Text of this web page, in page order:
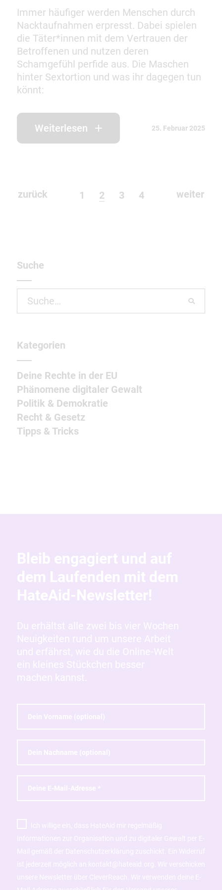
Immer häufiger werden Menschen durch
Nacktaufnahmen erpresst. Dabei spielen
die Täter*innen mit dem Vertrauen der
Betroffenen und nutzen deren
Schamgefühl perfide aus. Die Maschen
hinter Sextortion und was ihr dagegen tun
könnt:
Weiterlesen 25. Februar 2025
zurück 1 2 3 4 weiter
Suche
Search
for:
Kategorien
Deine Rechte in der EU
Phänomene digitaler Gewalt
Politik & Demokratie
Recht & Gesetz
Tipps & Tricks
Bleib engagiert und auf
dem Laufenden mit dem
HateAid-Newsletter!
Du erhältst alle zwei bis vier Wochen
Neuigkeiten rund um unsere Arbeit
und erfährst, wie du die Online-Welt
ein kleines Stückchen besser
machen kannst.
Ich willige ein, dass HateAid mir regelmäßig
Informationen zur Organisation und zu digitaler Gewalt per E-
Mail gemäß der Datenschutzerklärung zuschickt. Ein Widerruf
ist jederzeit möglich an kontakt@hateaid.org. Wir verschicken
unsere Newsletter über CleverReach. Wir verwenden deine E-